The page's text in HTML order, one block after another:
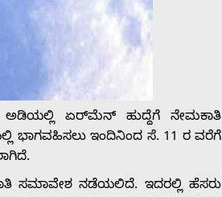
ಏರ್‌ಮೆನ್ ಹುದ್ದೆಗೆ ನೇಮಕಾತಿ
ಭಾಗವಹಿಸಲು ಇಂದಿನಿಂದ ಸೆ. 11 ರ ವರೆಗೆ
ಸಮಾವೇಶ ನಡೆಯಲಿದೆ. ಇದರಲ್ಲಿ ಹೆಸರು